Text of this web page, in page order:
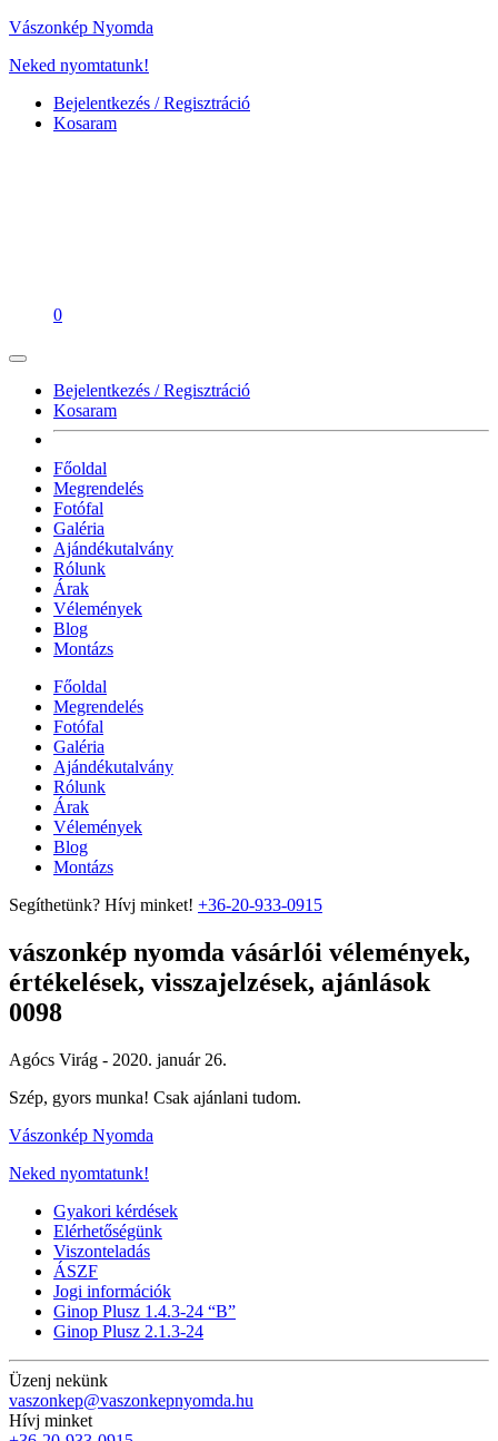
Vászonkép Nyomda
Neked nyomtatunk!
Bejelentkezés / Regisztráció
Kosaram
0
Bejelentkezés / Regisztráció
Kosaram
Főoldal
Megrendelés
Fotófal
Galéria
Ajándékutalvány
Rólunk
Árak
Vélemények
Blog
Montázs
Főoldal
Megrendelés
Fotófal
Galéria
Ajándékutalvány
Rólunk
Árak
Vélemények
Blog
Montázs
Segíthetünk? Hívj minket! +36-20-933-0915
vászonkép nyomda vásárlói vélemények,
értékelések, visszajelzések, ajánlások
0098
Agócs Virág - 2020. január 26.
Szép, gyors munka! Csak ajánlani tudom.
Vászonkép Nyomda
Neked nyomtatunk!
Gyakori kérdések
Elérhetőségünk
Viszonteladás
ÁSZF
Jogi információk
Ginop Plusz 1.4.3-24 “B”
Ginop Plusz 2.1.3-24
Üzenj nekünk
vaszonkep@vaszonkepnyomda.hu
Hívj minket